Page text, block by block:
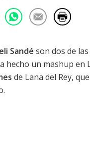
Sandé son dos de
hecho un mashup en
de Lana del Rey,